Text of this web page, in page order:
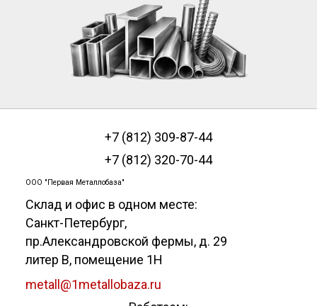
+7 (812) 309-87-44
+7 (812) 320-70-44
ООО "Первая Металлобаза"
Склад и офис в одном месте:
Санкт-Петербург,
пр.Александровской фермы, д. 29
литер В, помещение 1Н
metall@1metallobaza.ru